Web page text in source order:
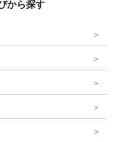
から探す